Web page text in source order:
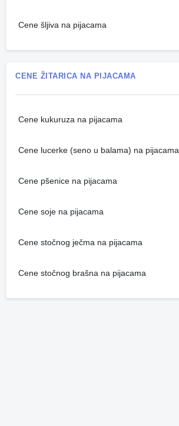
Cene šljiva na pijacama
CENE ŽITARICA NA PIJACAMA
Cene kukuruza na pijacama
Cene lucerke (seno u balama) na pijacama
Cene pšenice na pijacama
Cene soje na pijacama
Cene stočnog ječma na pijacama
Cene stočnog brašna na pijacama